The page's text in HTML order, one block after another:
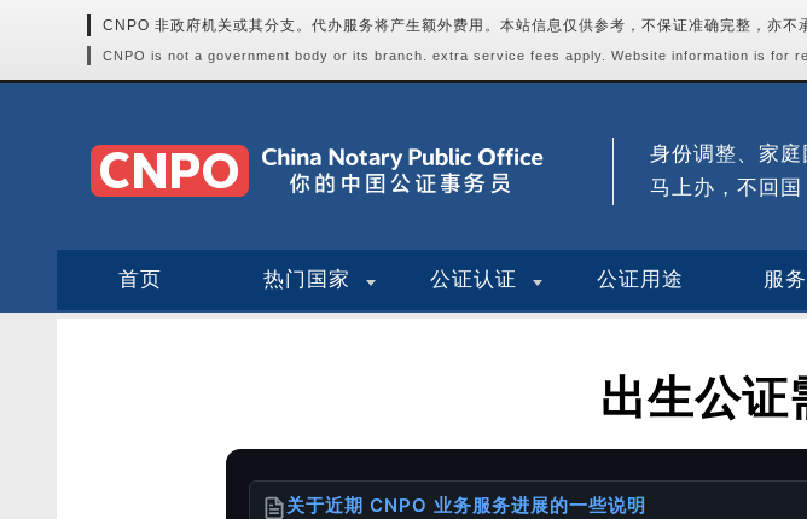
CNPO 非政府机关或其分支。代办服务将产生额外费用。本站信息仅供参考，不保证准确完整，亦不
CNPO is not a government body or its branch. extra service fees apply. Website information is for
身份调整、家庭
马上办，不回国
首页 热门国家 公证认证 公证用途 服
出生公证
关于近期 CNPO 业务服务进展的一些说明